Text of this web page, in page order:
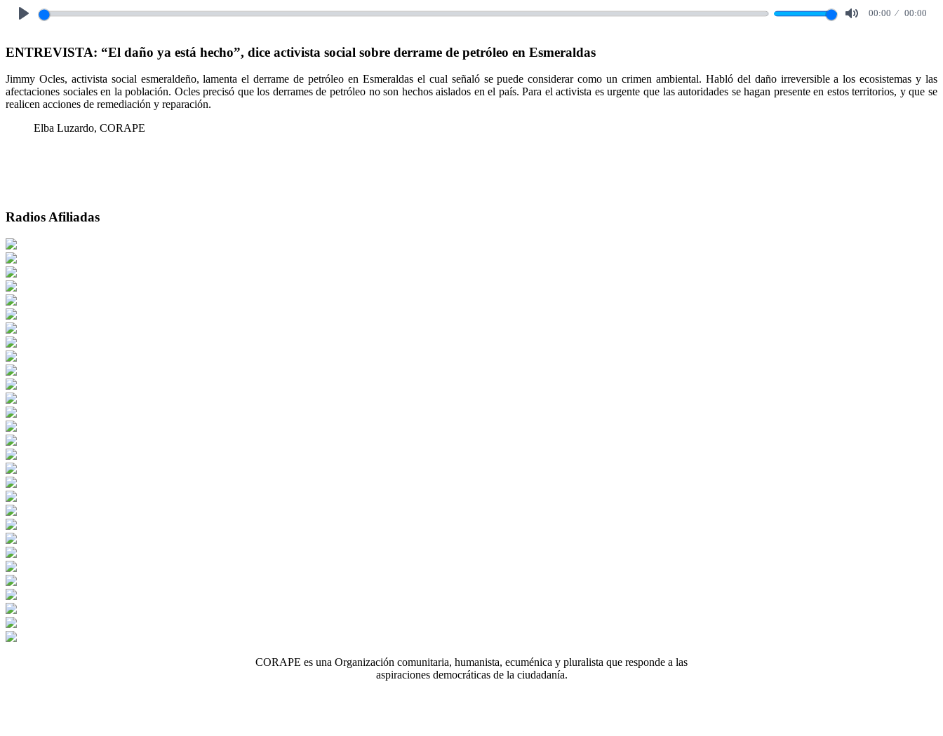
00:00 00:00
ENTREVISTA: “El daño ya está hecho”, dice activista social sobre derrame de petróleo en Esmeraldas
Jimmy Ocles, activista social esmeraldeño, lamenta el derrame de petróleo en Esmeraldas el cual señaló se puede considerar como un crimen ambiental. Habló del daño irreversible a los ecosistemas y las
afectaciones sociales en la población. Ocles precisó que los derrames de petróleo no son hechos aislados en el país. Para el activista es urgente que las autoridades se hagan presente en estos territorios, y que se
realicen acciones de remediación y reparación.
Elba Luzardo, CORAPE
Radios Afiliadas
CORAPE es una Organización comunitaria, humanista, ecuménica y pluralista que responde a las
aspiraciones democráticas de la ciudadanía.